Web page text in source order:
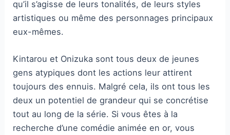
qu’il s’agisse de leurs tonalités, de leurs styles
artistiques ou même des personnages principaux
eux-mêmes.
Kintarou et Onizuka sont tous deux de jeunes
gens atypiques dont les actions leur attirent
toujours des ennuis. Malgré cela, ils ont tous les
deux un potentiel de grandeur qui se concrétise
tout au long de la série. Si vous êtes à la
recherche d’une comédie animée en or, vous